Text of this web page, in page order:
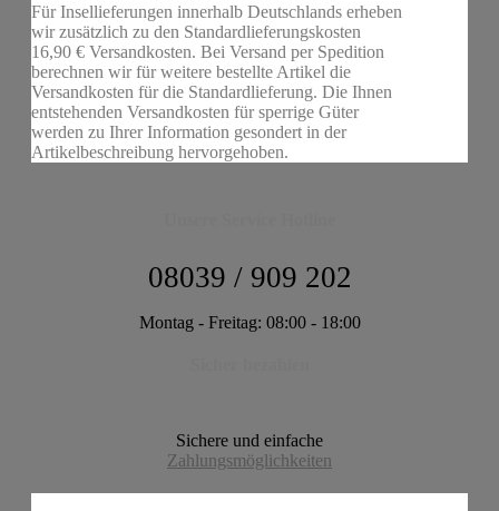
Für Insellieferungen innerhalb Deutschlands erheben
wir zusätzlich zu den Standardlieferungskosten
16,90 € Versandkosten. Bei Versand per Spedition
berechnen wir für weitere bestellte Artikel die
Versandkosten für die Standardlieferung. Die Ihnen
entstehenden Versandkosten für sperrige Güter
werden zu Ihrer Information gesondert in der
Artikelbeschreibung hervorgehoben.
08039 / 909 202
Montag - Freitag: 08:00 - 18:00
Sichere und einfache
Zahlungsmöglichkeiten